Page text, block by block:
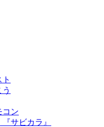
コン
サビカラ』